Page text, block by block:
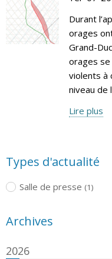
Durant
orages
Grand-
orages
violents à
niveau de
Lire plus
Types d'actualité
Salle de presse (1)
Archives
2026